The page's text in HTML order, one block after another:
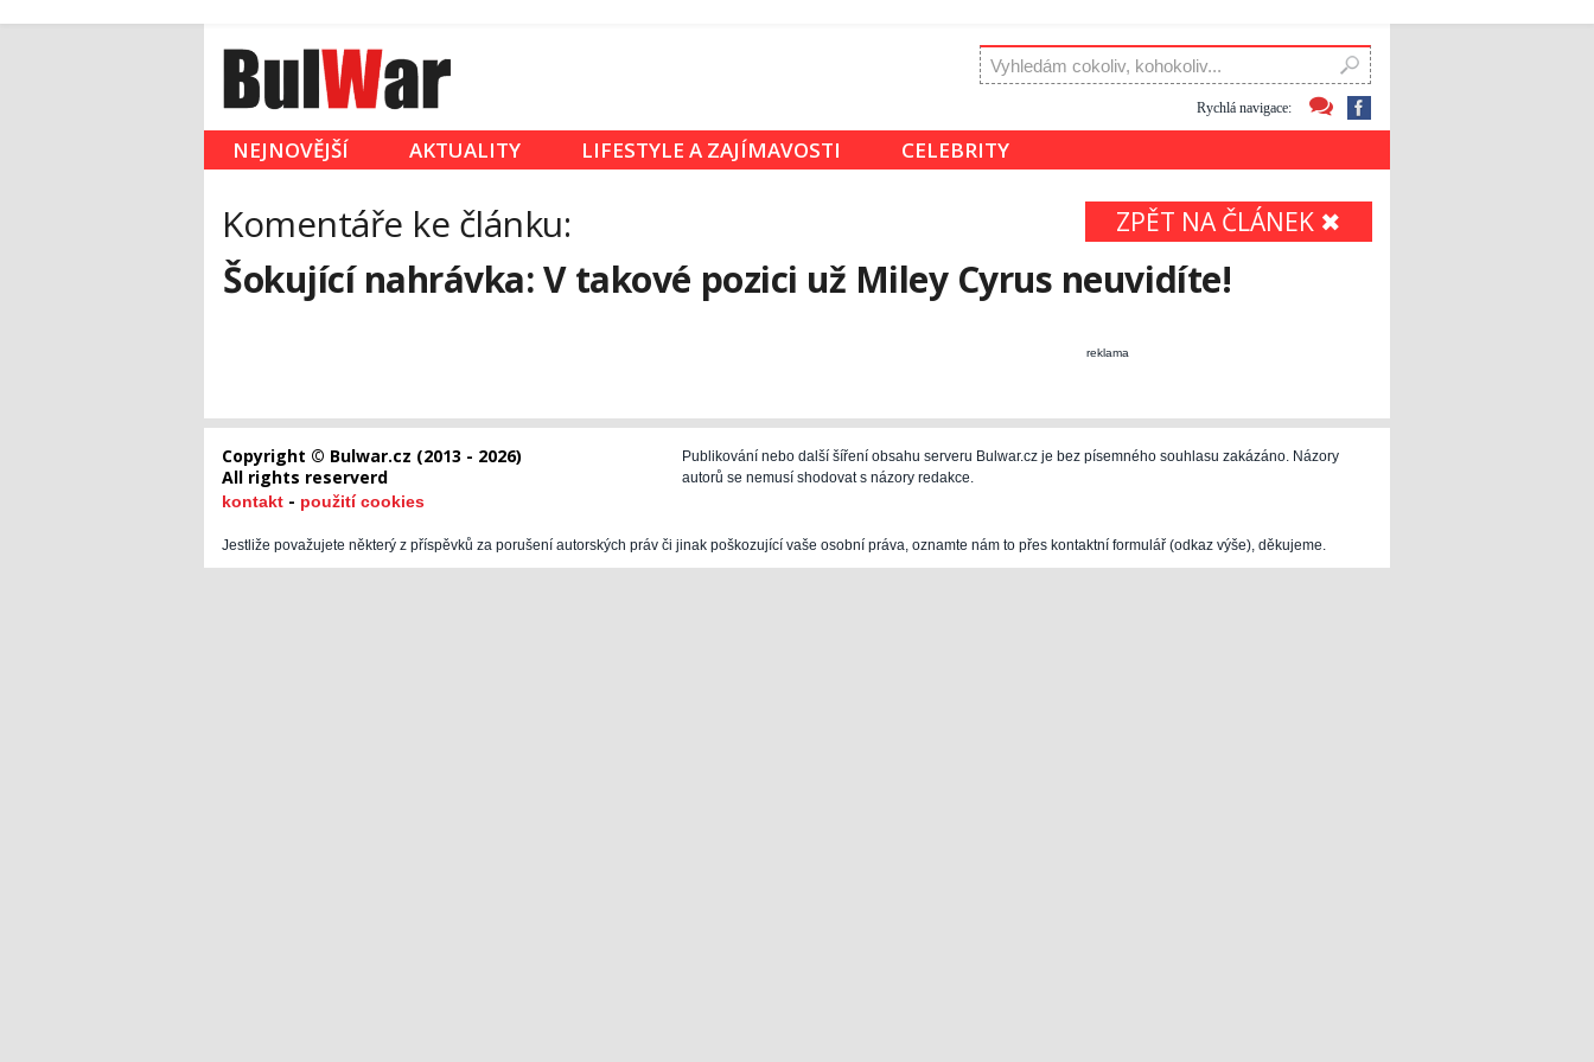
Rychlá navigace:
NEJNOVĚJŠÍ AKTUALITY LIFESTYLE A ZAJÍMAVOSTI CELEBRITY
Komentáře ke článku: ZPĚT NA ČLÁNEK ✖
Šokující nahrávka: V takové pozici už Miley Cyrus neuvidíte!
reklama
Copyright © Bulwar.cz (2013 - 2026)
All rights reserverd
kontakt - použití cookies
Publikování nebo další šíření obsahu serveru Bulwar.cz je bez písemného souhlasu zakázáno. Názory
autorů se nemusí shodovat s názory redakce.
Jestliže považujete některý z příspěvků za porušení autorských práv či jinak poškozující vaše osobní práva, oznamte nám to přes kontaktní formulář (odkaz výše), děkujeme.